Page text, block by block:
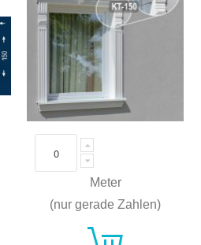
Meter
(nur gerade Zahlen)